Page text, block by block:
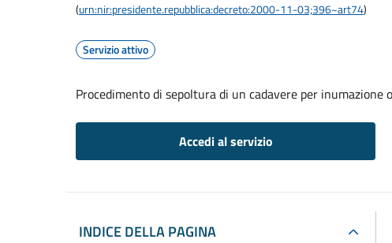
(urn:nir:presidente.repubblica:decreto:2000-11-03;396~art74)
Servizio attivo
Procedimento di sepoltura di un cadavere per inumazione
Accedi al servizio
INDICE DELLA PAGINA